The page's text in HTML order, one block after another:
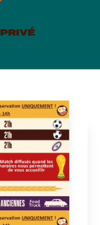
PRIVÉ